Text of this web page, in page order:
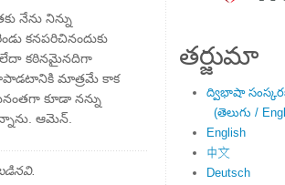
నేను నిన్ను
కనపరిచినందుకు
లేదా కఠినమైనదిగా
కాపాడటానికి మాత్రమే కాక
కూడా నన్ను
ఆమెన్.
తర్జుమా
ద్విభాషా
(తెలుగు /
English
中文
Deutsch